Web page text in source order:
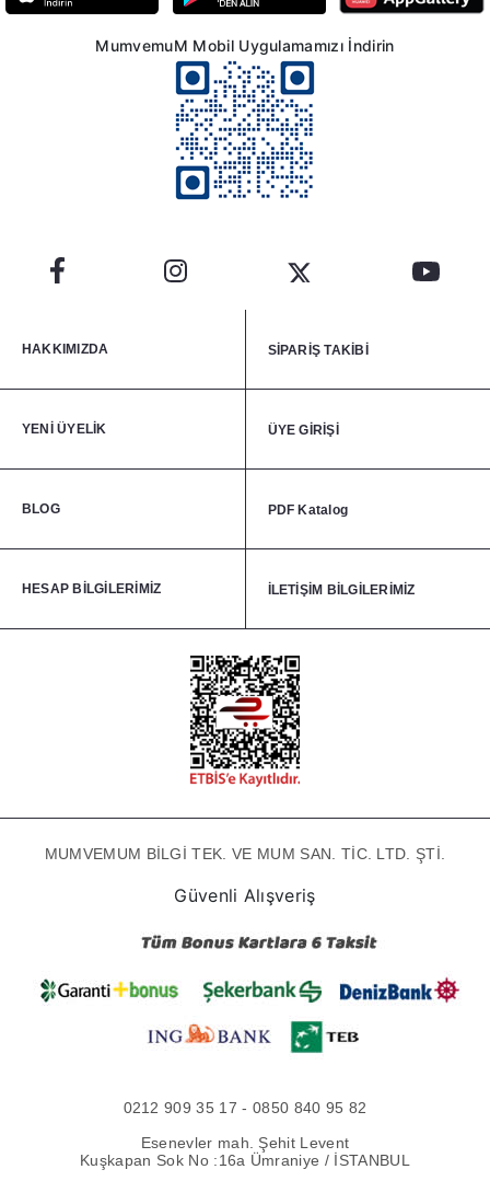
MumvemuM Mobil Uygulamamızı İndirin
HAKKIMIZDA SİPARİŞ TAKİBİ
YENİ ÜYELİK ÜYE GİRİŞİ
BLOG PDF Katalog
HESAP BİLGİLERİMİZ İLETİŞİM BİLGİLERİMİZ
MUMVEMUM BİLGİ TEK. VE MUM SAN. TİC. LTD. ŞTİ.
Güvenli Alışveriş
0212 909 35 17 - 0850 840 95 82
Esenevler mah. Şehit Levent
Kuşkapan Sok No :16a Ümraniye / İSTANBUL